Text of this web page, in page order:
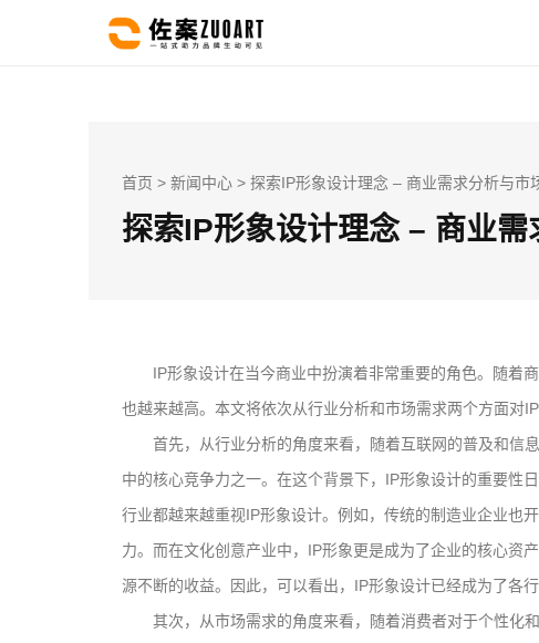
首页 > 新闻中心 > 探索IP形象设计理念 – 商业需求分析与市
探索IP形象设计理念 – 商业
IP形象设计在当今商业中扮演着非常重要的角色。随着
也越来越高。本文将依次从行业分析和市场需求两个方面对
首先，从行业分析的角度来看，随着互联网的普及和信
中的核心竞争力之一。在这个背景下，IP形象设计的重要性
行业都越来越重视IP形象设计。例如，传统的制造业企业也
力。而在文化创意产业中，IP形象更是成为了企业的核心资
源不断的收益。因此，可以看出，IP形象设计已经成为了各
其次，从市场需求的角度来看，随着消费者对于个性化